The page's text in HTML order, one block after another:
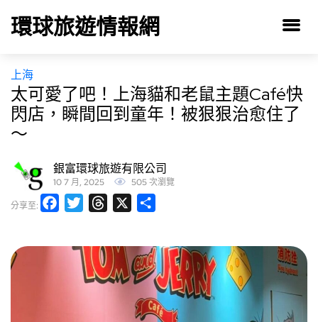
環球旅遊情報網
上海
太可愛了吧！上海貓和老鼠主題Café快
閃店，瞬間回到童年！被狠狠治愈住了
～
銀富環球旅遊有限公司
10 7 月, 2025 505 次瀏覽
分享至: FacebookTwitterThreads